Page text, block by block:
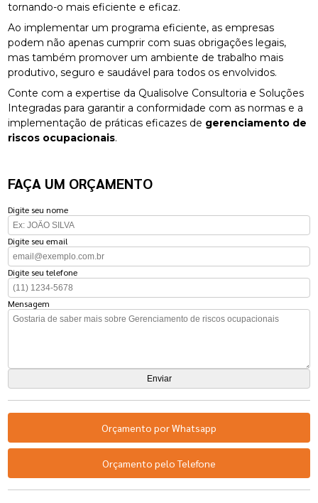
tornando-o mais eficiente e eficaz.
Ao implementar um programa eficiente, as empresas
podem não apenas cumprir com suas obrigações legais,
mas também promover um ambiente de trabalho mais
produtivo, seguro e saudável para todos os envolvidos.
Conte com a expertise da Qualisolve Consultoria e Soluções
Integradas para garantir a conformidade com as normas e a
implementação de práticas eficazes de gerenciamento de
riscos ocupacionais.
FAÇA UM ORÇAMENTO
Digite seu nome
Digite seu email
Digite seu telefone
Mensagem
Orçamento por Whatsapp
Orçamento pelo Telefone